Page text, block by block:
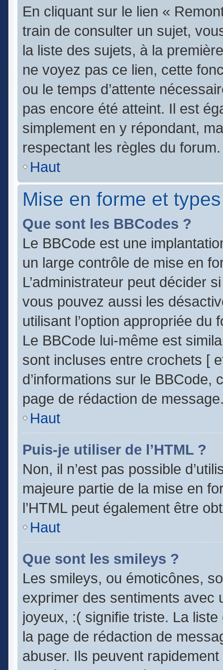
En cliquant sur le lien «
train de consulter un sujet,
la liste des sujets, à la
ne voyez pas ce lien, cette
ou le temps d’attente
pas encore été atteint. Il est
simplement en y répondant,
respectant les règles du forum.
Haut
Mise en forme et
Que sont les BBCodes ?
Le BBCode est une
un large contrôle de mise en
L’administrateur peut décider
vous pouvez aussi les
utilisant l’option appropriée
Le BBCode lui-même est
sont incluses entre crochets [
d’informations sur le BBCode,
page de rédaction de
Haut
Puis-je utiliser de l’HTML ?
Non, il n’est pas possible
majeure partie de la mise en
l’HTML peut également être
Haut
Que sont les smileys ?
Les smileys, ou émoticônes,
exprimer des sentiments avec
joyeux, :( signifie triste. La
la page de rédaction de
abuser. Ils peuvent